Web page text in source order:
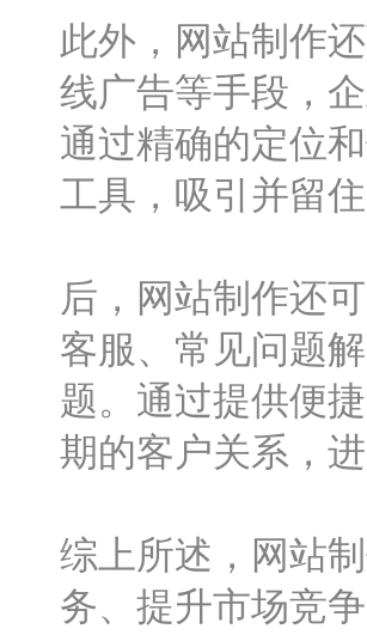
此外，网站制作
线广告等手段，
通过精确的定位
工具，吸引并留
后，网站制作还
客服、常见问题
题。通过提供便
期的客户关系，
综上所述，网站
务、提升市场竞